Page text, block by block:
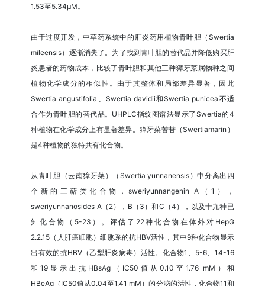
1.53至5.34μM。
由于过度开发，中草药系统中的肝炎药用植物青叶胆（Swertia
mileensis）逐渐消失了。为了找到青叶胆的替代品并降低购买肝
炎患者的药物成本，比较了青叶胆和其他三种獐牙菜属物种之间
植物化学成分的相似性。由于其整体和局部差异显著，因此
Swertia angustifolia、Swertia davidii和Swertia punicea不适
合作为青叶胆的替代品。UHPLC指纹图谱法显示了Swertia的4
种植物在化学成分上有显著差异。獐牙菜苦苷（Swertiamarin）
是4种植物的独特共有化合物。
从青叶胆（云南獐牙菜）（Swertia yunnanensis）中分离出四
个新的三萜类化合物，sweriyunnangenin A（1），
sweriyunnanosides A（2），B（3）和C（4），以及十九种已
知化合物（5-23）。评估了22种化合物在体外对HepG
2.2.15（人肝癌细胞）细胞系的抗HBV活性，其中9种化合物显示
出有效的抗HBV（乙型肝炎病毒）活性。化合物1、5-6、14-16
和19显示出抗HBsAg（IC50值从0.10至1.76 mM）和
HBeAg（IC50值从0.04至1.41 mM）的分泌的活性，化合物11和